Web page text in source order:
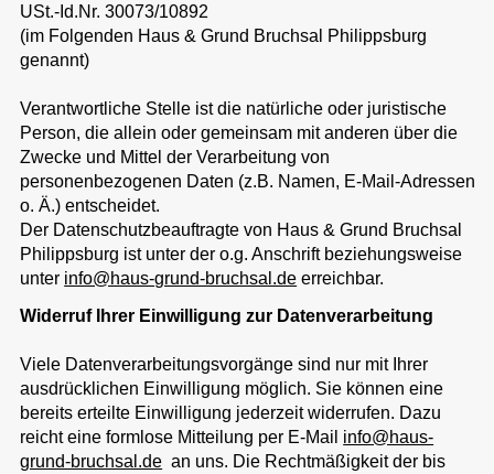
USt.-Id.Nr. 30073/10892
(im Folgenden Haus & Grund Bruchsal Philippsburg
genannt)
Verantwortliche Stelle ist die natürliche oder juristische
Person, die allein oder gemeinsam mit anderen über die
Zwecke und Mittel der Verarbeitung von
personenbezogenen Daten (z.B. Namen, E-Mail-Adressen
o. Ä.) entscheidet.
Der Datenschutzbeauftragte von Haus & Grund Bruchsal
Philippsburg ist unter der o.g. Anschrift beziehungsweise
unter info@haus-grund-bruchsal.de erreichbar.
Widerruf Ihrer Einwilligung zur Datenverarbeitung
Viele Datenverarbeitungsvorgänge sind nur mit Ihrer
ausdrücklichen Einwilligung möglich. Sie können eine
bereits erteilte Einwilligung jederzeit widerrufen. Dazu
reicht eine formlose Mitteilung per E-Mail info@haus-
grund-bruchsal.de an uns. Die Rechtmäßigkeit der bis